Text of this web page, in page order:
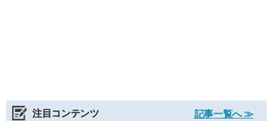
注目コンテンツ
記事一覧へ ≫